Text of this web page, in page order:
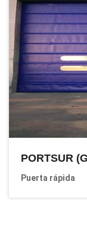
PORTSUR
Puerta rápida